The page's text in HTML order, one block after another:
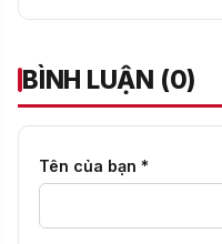
BÌNH LUẬN (0)
Tên của bạn *